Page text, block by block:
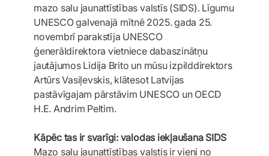
mazo salu jaunattīstības valstīs (SIDS). Līgumu
UNESCO galvenajā mītnē 2025. gada 25.
novembrī parakstīja UNESCO
ģenerāldirektora vietniece dabaszinātņu
jautājumos Lidija Brito un mūsu izpilddirektors
Artūrs Vasiļevskis, klātesot Latvijas
pastāvīgajam pārstāvim UNESCO un OECD
H.E. Andrim Peltim.
Kāpēc tas ir svarīgi: valodas iekļaušana SIDS
Mazo salu jaunattīstības valstis ir vieni no